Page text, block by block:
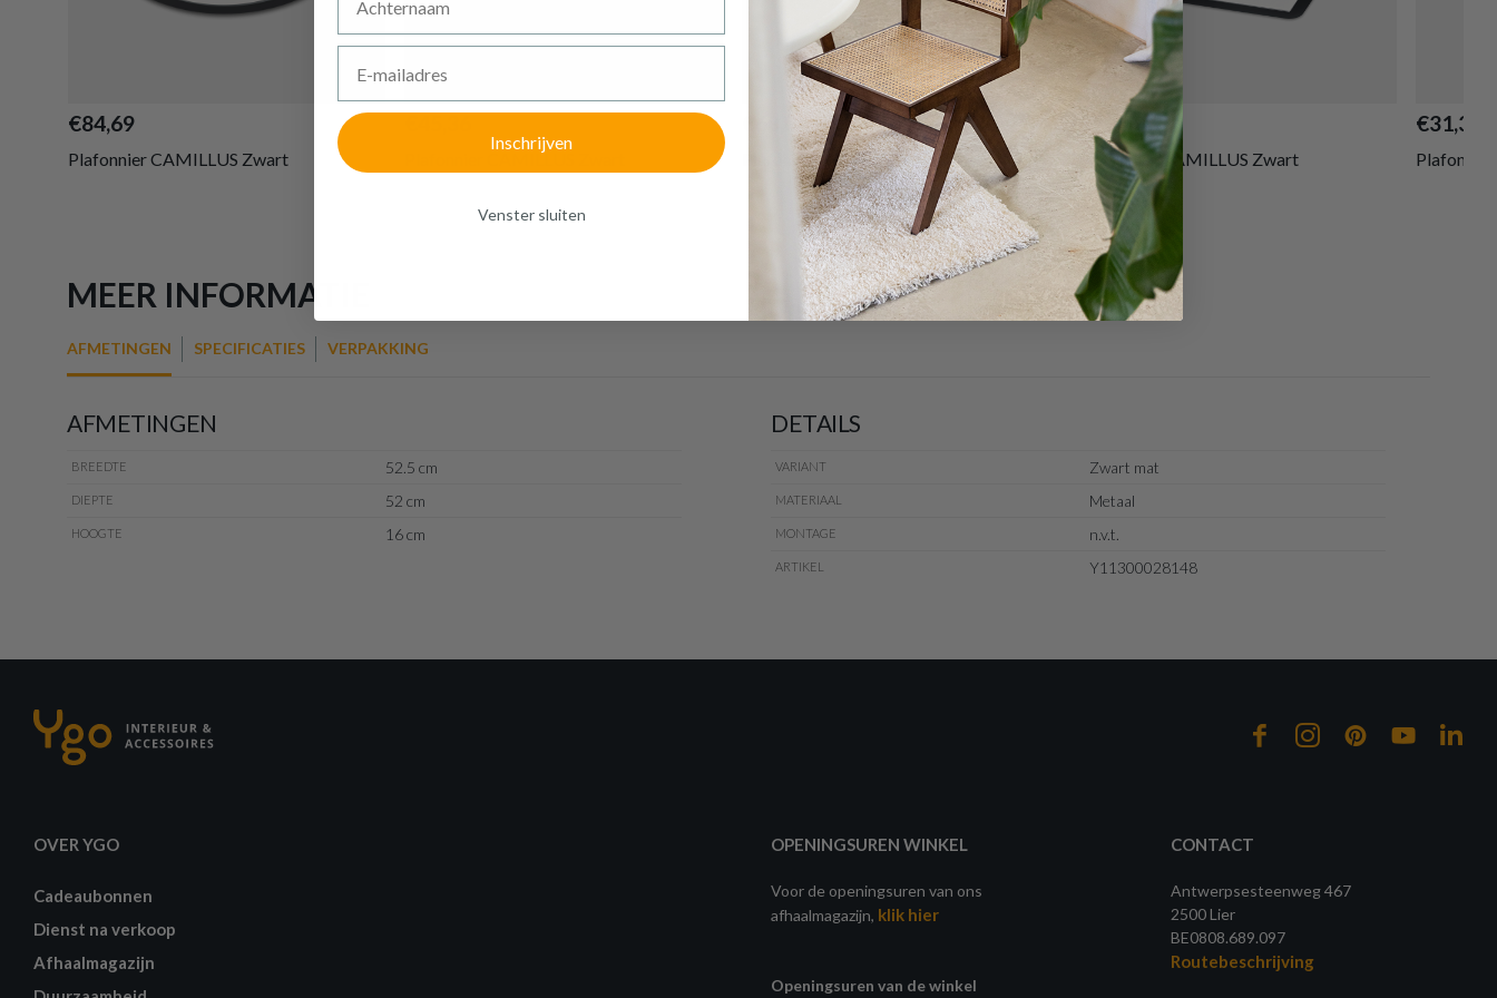
€84,69
Plafonnier CAMILLUS Zwart Plafonnier CAMILLUS Zwart
€68,04
Plafonnier GAMMA Zwart
€94,50
Plafonnier CAMILLUS Zwart
€31,32
MEER INFORMATIE
AFMETINGEN SPECIFICATIES VERPAKKING
AFMETINGEN
BREEDTE 52.5 cm
DIEPTE 52 cm
HOOGTE 16 cm
DETAILS
VARIANT Zwart mat
MATERIAAL Metaal
MONTAGE n.v.t.
ARTIKEL Y11300028148
Prijs per stuk, incl. btw en excl. verzendkosten
GA NAAR WINKELMANDJE of verder winkelen
OVER YGO
Cadeaubonnen
Dienst na verkoop
Afhaalmagazijn
OPENINGSUREN WINKEL
Voor de openingsuren van ons
afhaalmagazijn, klik hier
Openingsuren van de winkel
CONTACT
Antwerpsesteenweg 467
2500 Lier
BE0808.689.097
Routebeschrijving
Inschrijven
Venster sluiten